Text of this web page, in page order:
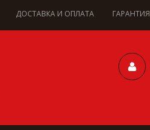
ДОСТАВКА И ОПЛАТА ГАРАНТИЯ